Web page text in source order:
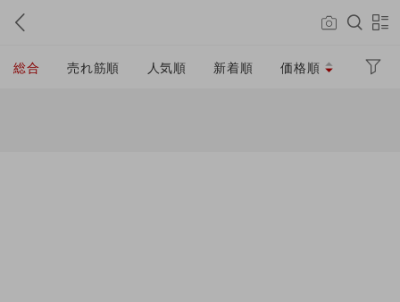
総合 売れ筋順 人気順 新着順 価格順